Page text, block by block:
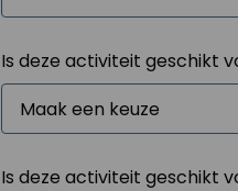
Is deze activiteit geschikt
Is deze activiteit geschikt